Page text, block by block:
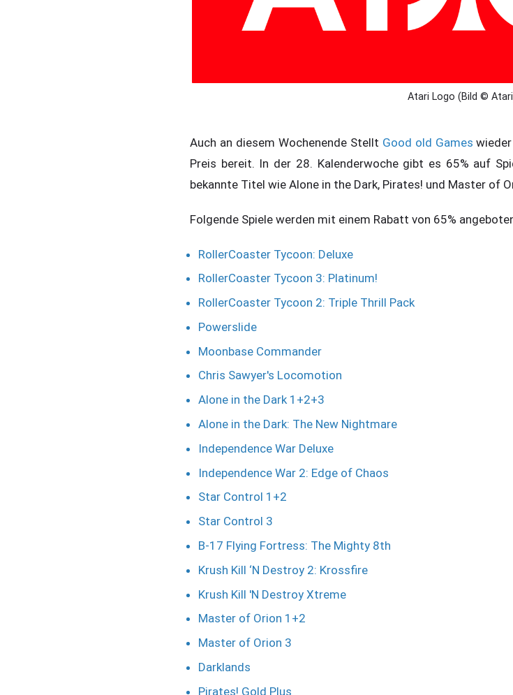
Atari Logo (Bild ©
Auch an diesem Wochenende Stellt Good old Games
Preis bereit. In der 28. Kalenderwoche gibt es 65% auf
bekannte Titel wie Alone in the Dark, Pirates! und Master of
Folgende Spiele werden mit einem Rabatt von 65%
RollerCoaster Tycoon: Deluxe
RollerCoaster Tycoon 3: Platinum!
RollerCoaster Tycoon 2: Triple Thrill Pack
Powerslide
Moonbase Commander
Chris Sawyer's Locomotion
Alone in the Dark 1+2+3
Alone in the Dark: The New Nightmare
Independence War Deluxe
Independence War 2: Edge of Chaos
Star Control 1+2
Star Control 3
B-17 Flying Fortress: The Mighty 8th
Krush Kill ‘N Destroy 2: Krossfire
Krush Kill 'N Destroy Xtreme
Master of Orion 1+2
Master of Orion 3
Darklands
Pirates! Gold Plus